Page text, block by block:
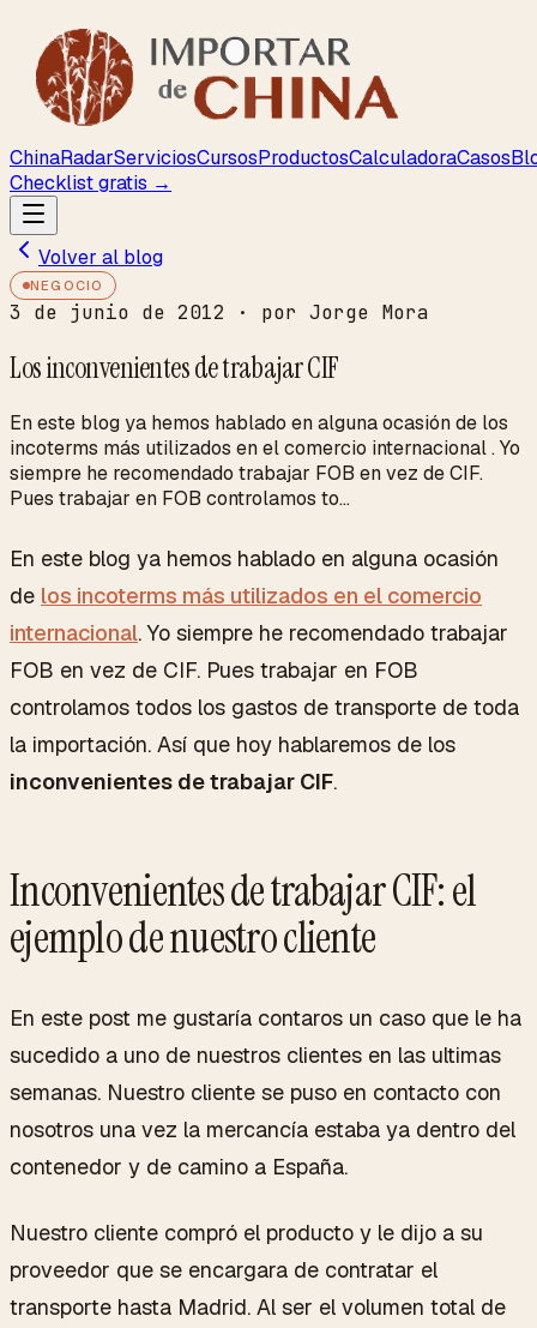
ChinaRadarServiciosCursosProductosCalculadoraCasos
Checklist gratis →
Volver al blog
NEGOCIO
3 de junio de 2012 · por Jorge Mora
Los inconvenientes de trabajar CIF
En este blog ya hemos hablado en alguna ocasión de los
incoterms más utilizados en el comercio internacional . Yo
siempre he recomendado trabajar FOB en vez de CIF.
Pues trabajar en FOB controlamos to...
En este blog ya hemos hablado en alguna ocasión
de los incoterms más utilizados en el comercio
internacional. Yo siempre he recomendado trabajar
FOB en vez de CIF. Pues trabajar en FOB
controlamos todos los gastos de transporte de toda
la importación. Así que hoy hablaremos de los
inconvenientes de trabajar CIF.
Inconvenientes de trabajar CIF: el
ejemplo de nuestro cliente
En este post me gustaría contaros un caso que le ha
sucedido a uno de nuestros clientes en las ultimas
semanas. Nuestro cliente se puso en contacto con
nosotros una vez la mercancía estaba ya dentro del
contenedor y de camino a España.
Nuestro cliente compró el producto y le dijo a su
proveedor que se encargara de contratar el
transporte hasta Madrid. Al ser el volumen total de